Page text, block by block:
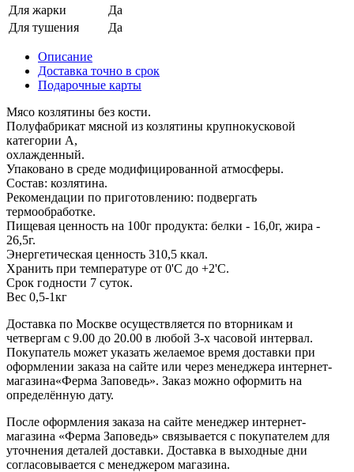
Для жарки
Да
Для тушения
Да
Описание
Доставка точно в срок
Подарочные карты
Мясо козлятины без кости.
Полуфабрикат мясной из козлятины крупнокусковой
категории А,
охлажденный.
Упаковано в среде модифицированной атмосферы.
Состав: козлятина.
Рекомендации по приготовлению: подвергать
термообработке.
Пищевая ценность на 100г продукта: белки - 16,0г, жира -
26,5г.
Энергетическая ценность 310,5 ккал.
Хранить при температуре от 0'C до +2'C.
Срок годности 7 суток.
Вес 0,5-1кг
Доставка по Москве осуществляется по вторникам и
четвергам с 9.00 до 20.00 в любой 3-х часовой интервал.
Покупатель может указать желаемое время доставки при
оформлении заказа на сайте или через менеджера интернет-
магазина«Ферма Заповедь». Заказ можно оформить на
определённую дату.
После оформления заказа на сайте менеджер интернет-
магазина «Ферма Заповедь» связывается с покупателем для
уточнения деталей доставки. Доставка в выходные дни
согласовывается с менеджером магазина.